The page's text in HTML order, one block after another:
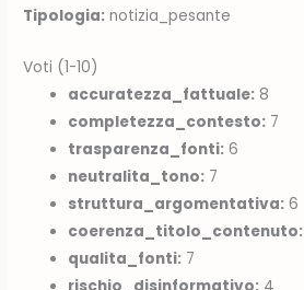
Tipologia: notizia_pesante
Voti (1-10)
accuratezza_fattuale: 8
completezza_contesto: 7
trasparenza_fonti: 6
neutralita_tono: 7
struttura_argomentativa: 6
coerenza_titolo_contenuto:
qualita_fonti: 7